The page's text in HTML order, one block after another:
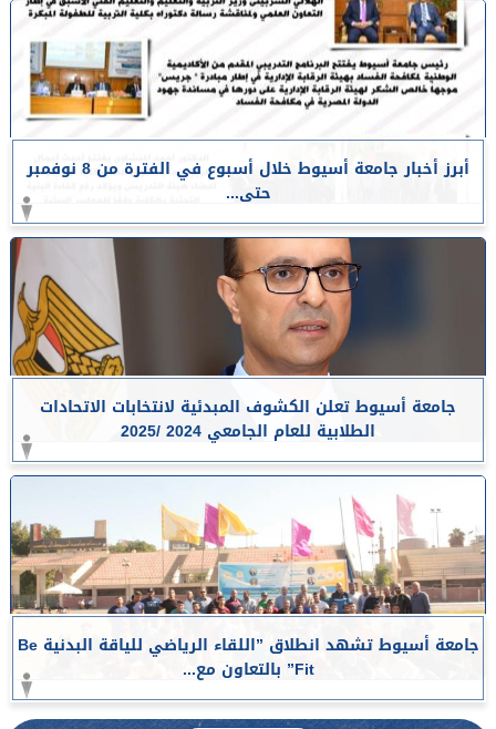
أبرز أخبار جامعة أسيوط خلال أسبوع في الفترة من 8 نوفمبر
حتى...
جامعة أسيوط تعلن الكشوف المبدئية لانتخابات الاتحادات
الطلابية للعام الجامعي 2024 /2025
جامعة أسيوط تشهد انطلاق ”اللقاء الرياضي للياقة البدنية Be
Fit” بالتعاون مع...